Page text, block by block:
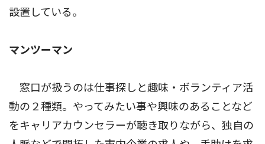
設置している。
マンツーマン
窓口が扱うのは仕事探しと趣味・ボランティア活
動の２種類。やってみたい事や興味のあることなど
をキャリアカウンセラーが聴き取りながら、独自の